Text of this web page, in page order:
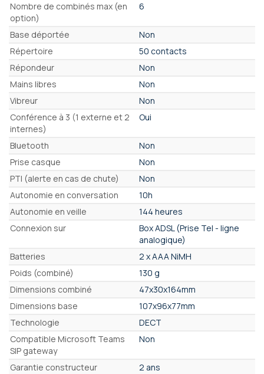
Nombre de combinés max (en
option)
6
Base déportée
Non
Répertoire
50 contacts
Répondeur
Non
Mains libres
Non
Vibreur
Non
Conférence à 3 (1 externe et 2
internes)
Oui
Bluetooth
Non
Prise casque
Non
PTI (alerte en cas de chute)
Non
Autonomie en conversation
10h
Autonomie en veille
144 heures
Connexion sur
Box ADSL (Prise Tel - ligne
analogique)
Batteries
2 x AAA NiMH
Poids (combiné)
130 g
Dimensions combiné
47x30x164mm
Dimensions base
107x96x77mm
Technologie
DECT
Compatible Microsoft Teams
SIP gateway
Non
Garantie constructeur 2 ans